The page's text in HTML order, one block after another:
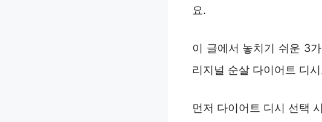
요.
이 글에서 놓치기 쉬운 3
리지널 순살 다이어트 디
먼저 다이어트 디시 선택